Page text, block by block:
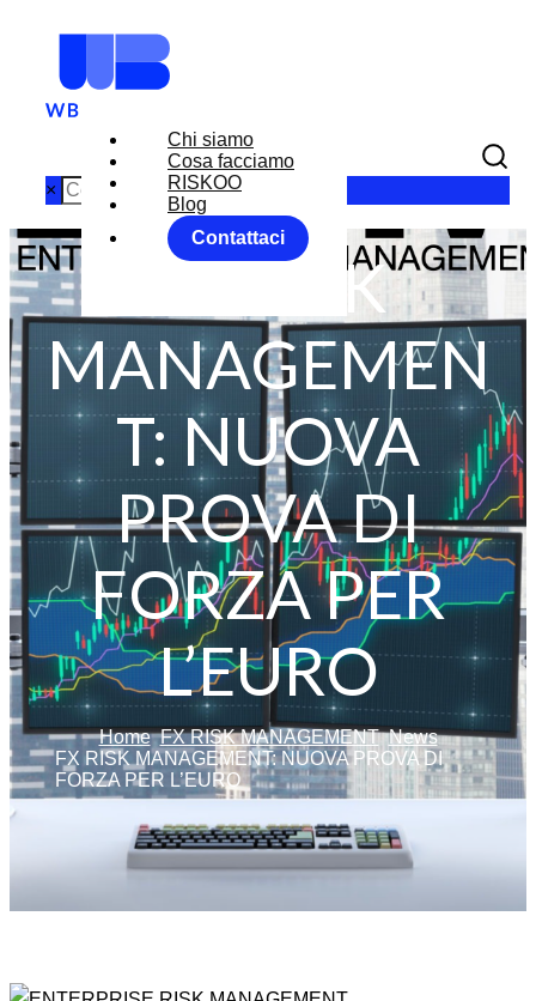
Chi siamo
Cosa facciamo
RISKOO
Blog
Contattaci
×
FX RISK
MANAGEMEN
T: NUOVA
PROVA DI
FORZA PER
L’EURO
Home FX RISK MANAGEMENT News
FX RISK MANAGEMENT: NUOVA PROVA DI
FORZA PER L’EURO